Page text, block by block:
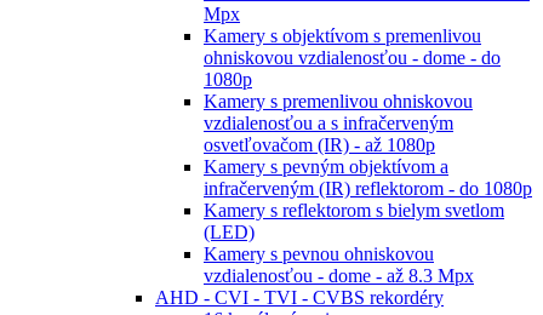
Mpx
Kamery s objektívom s premenlivou
ohniskovou vzdialenosťou - dome - do
1080p
Kamery s premenlivou ohniskovou
vzdialenosťou a s infračerveným
osvetľovačom (IR) - až 1080p
Kamery s pevným objektívom a
infračerveným (IR) reflektorom - do 1080p
Kamery s reflektorom s bielym svetlom
(LED)
Kamery s pevnou ohniskovou
vzdialenosťou - dome - až 8.3 Mpx
AHD - CVI - TVI - CVBS rekordéry